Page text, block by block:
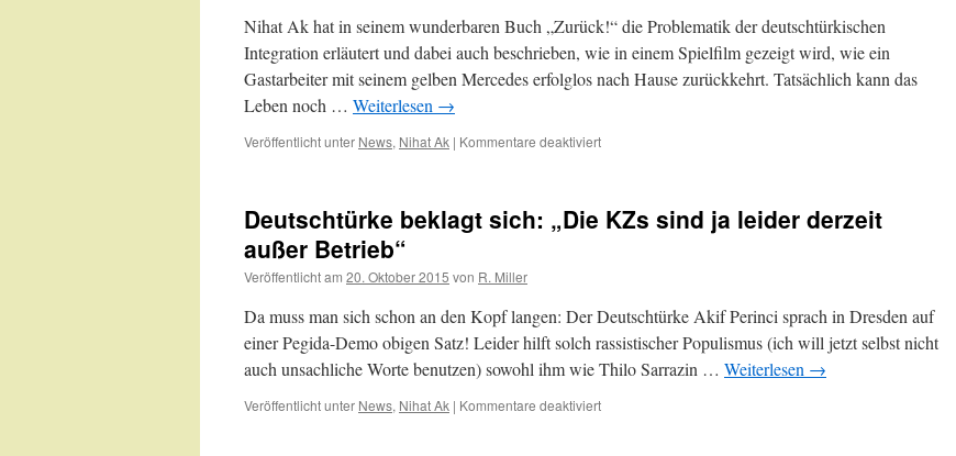
Flüchtlingskrise
sieht
Nihat Ak hat in seinem wunderbaren Buch „Zurück!“ die Problematik der deutschtürkischen
Integration erläutert und dabei auch beschrieben, wie in einem Spielfilm gezeigt wird, wie ein
Gastarbeiter mit seinem gelben Mercedes erfolglos nach Hause zurückkehrt. Tatsächlich kann das
Leben noch … Weiterlesen →
Veröffentlicht unter News, Nihat Ak | Kommentare deaktiviertfür
Gastarbeiter…
Deutschtürke beklagt sich: „Die KZs sind ja leider derzeit
außer Betrieb“
Veröffentlicht am 20. Oktober 2015 von R. Miller
Da muss man sich schon an den Kopf langen: Der Deutschtürke Akif Perinci sprach in Dresden auf
einer Pegida-Demo obigen Satz! Leider hilft solch rassistischer Populismus (ich will jetzt selbst nicht
auch unsachliche Worte benutzen) sowohl ihm wie Thilo Sarrazin … Weiterlesen →
Veröffentlicht unter News, Nihat Ak | Kommentare deaktiviertfür